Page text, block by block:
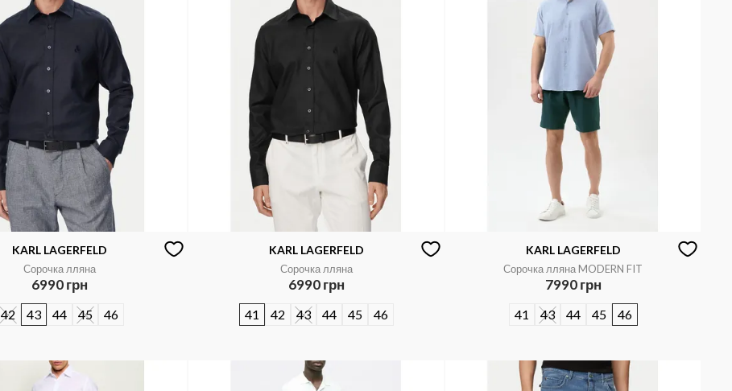
KARL LAGERFELD
Сорочка лляна
6990 грн
42 43 44 45 46
KARL LAGERFELD
Сорочка лляна
6990 грн
41 42 43 44 45 46
KARL LAGERFELD
Сорочка лляна MODERN FIT
7990 грн
41 43 44 45 46